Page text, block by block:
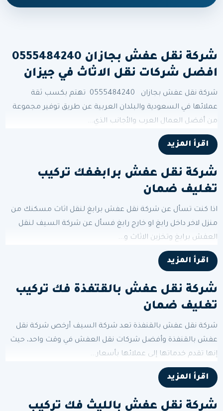
شركة نقل عفش بجازان 0555484240
افضل شركات نقل الاثاث في جيزان
شركة نقل عفش بجازان 0555484240 تهتم بكسب ثقة
عملائها في السعودية والبلدان العربية عن طريق توفير مجموعة
من أفضل العمال العرب والأجانب الذي...
اقرأ المزيد
شركة نقل عفش برابغفك تركيب
تغليف ضمان
اذا كنت تسأل عن شركة نقل عفش برابغ لنقل اثاث مسكنك من
منزل لاخر داخل رابغ او خارج رابغ فسأل عن شركة السيف لنقل
العفش برابغ وتخزين الاثاث و...
اقرأ المزيد
شركة نقل عفش بالقتفذة فك تركيب
تغليف ضمان
شركة نقل عفش بالقنفذة تعد شركة السيف أرخص شركة نقل
عفش بالقنفذة وأفضل شركات نقل العفش في وقت واحد، حيث
إنها تقدم خدماتها إلى عملائها بأسعار...
اقرأ المزيد
شركة نقل عفش بالليث فك تركيب